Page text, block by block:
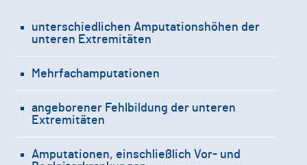
unterschiedlichen Amputationshöhen der
unteren Extremitäten
Mehrfachamputationen
angeborener Fehlbildung der unteren
Extremitäten
Amputationen, einschließlich Vor- und